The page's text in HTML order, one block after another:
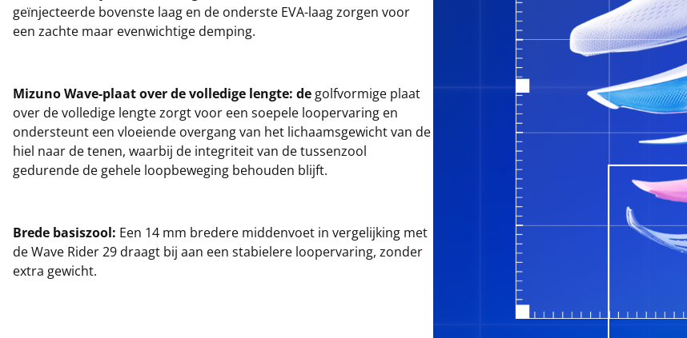
geïnjecteerde bovenste laag en de onderste EVA-laag zorgen voor
een zachte maar evenwichtige demping.
Mizuno Wave-plaat over de volledige lengte: degolfvormige plaat
over de volledige lengte zorgt voor een soepele loopervaring en
ondersteunt een vloeiende overgang van het lichaamsgewicht van de
hiel naar de tenen, waarbij de integriteit van de tussenzool
gedurende de gehele loopbeweging behouden blijft.
Brede basiszool: Een 14 mm bredere middenvoet in vergelijking met
de Wave Rider 29 draagt bij aan een stabielere loopervaring, zonder
extra gewicht.